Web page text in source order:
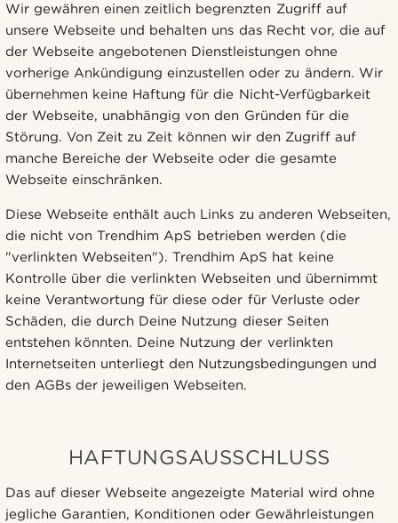
Wir gewähren einen zeitlich begrenzten Zugriff auf
unsere Webseite und behalten uns das Recht vor, die auf
der Webseite angebotenen Dienstleistungen ohne
vorherige Ankündigung einzustellen oder zu ändern. Wir
übernehmen keine Haftung für die Nicht-Verfügbarkeit
der Webseite, unabhängig von den Gründen für die
Störung. Von Zeit zu Zeit können wir den Zugriff auf
manche Bereiche der Webseite oder die gesamte
Webseite einschränken.
Diese Webseite enthält auch Links zu anderen Webseiten,
die nicht von Trendhim ApS betrieben werden (die
"verlinkten Webseiten"). Trendhim ApS hat keine
Kontrolle über die verlinkten Webseiten und übernimmt
keine Verantwortung für diese oder für Verluste oder
Schäden, die durch Deine Nutzung dieser Seiten
entstehen könnten. Deine Nutzung der verlinkten
Internetseiten unterliegt den Nutzungsbedingungen und
den AGBs der jeweiligen Webseiten.
HAFTUNGSAUSSCHLUSS
Das auf dieser Webseite angezeigte Material wird ohne
jegliche Garantien, Konditionen oder Gewährleistungen